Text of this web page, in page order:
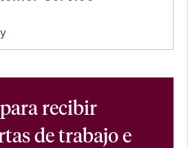
recibir
de trabajo e